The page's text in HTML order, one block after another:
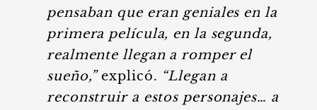
pensaban que eran geniales en la
primera película, en la segunda,
realmente llegan a romper el
sueño,”explicó. “Llegan a
reconstruir a estos personajes… a